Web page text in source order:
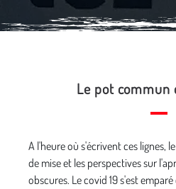
Le pot commun
A l'heure où s'écrivent ces lignes,
de mise et les perspectives sur
obscures. Le covid 19 s'est